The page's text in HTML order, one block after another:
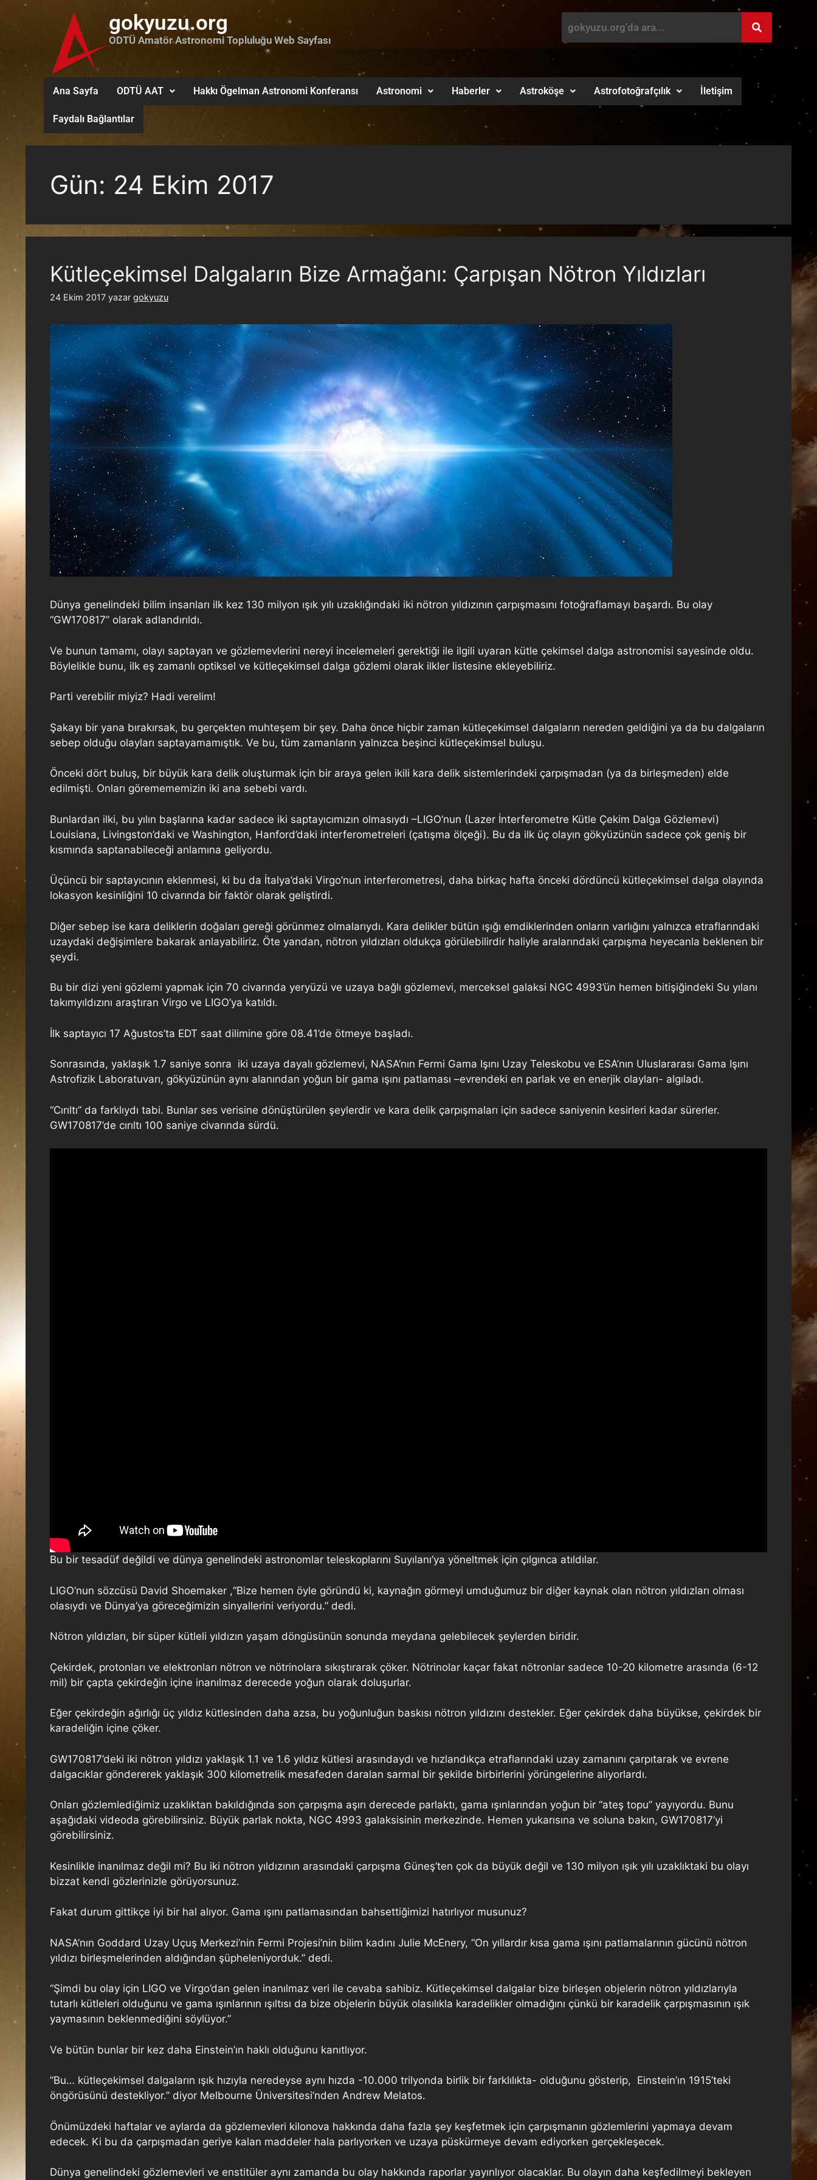
gokyuzu.org
ODTÜ Amatör Astronomi Topluluğu Web Sayfası
Ana Sayfa ODTÜ AAT Hakkı Ögelman Astronomi Konferansı Astronomi Haberler Astroköşe Astrofotoğrafçılık İletişim
Faydalı Bağlantılar
Gün: 24 Ekim 2017
Kütleçekimsel Dalgaların Bize Armağanı: Çarpışan Nötron Yıldızları
24 Ekim 2017 yazar gokyuzu
Dünya genelindeki bilim insanları ilk kez 130 milyon ışık yılı uzaklığındaki iki nötron yıldızının çarpışmasını fotoğraflamayı başardı. Bu olay
“GW170817” olarak adlandırıldı.
Ve bunun tamamı, olayı saptayan ve gözlemevlerini nereyi incelemeleri gerektiği ile ilgili uyaran kütle çekimsel dalga astronomisi sayesinde oldu.
Böylelikle bunu, ilk eş zamanlı optiksel ve kütleçekimsel dalga gözlemi olarak ilkler listesine ekleyebiliriz.
Parti verebilir miyiz? Hadi verelim!
Şakayı bir yana bırakırsak, bu gerçekten muhteşem bir şey. Daha önce hiçbir zaman kütleçekimsel dalgaların nereden geldiğini ya da bu dalgaların
sebep olduğu olayları saptayamamıştık. Ve bu, tüm zamanların yalnızca beşinci kütleçekimsel buluşu.
Önceki dört buluş, bir büyük kara delik oluşturmak için bir araya gelen ikili kara delik sistemlerindeki çarpışmadan (ya da birleşmeden) elde
edilmişti. Onları göremememizin iki ana sebebi vardı.
Bunlardan ilki, bu yılın başlarına kadar sadece iki saptayıcımızın olmasıydı –LIGO’nun (Lazer İnterferometre Kütle Çekim Dalga Gözlemevi)
Louisiana, Livingston’daki ve Washington, Hanford’daki interferometreleri (çatışma ölçeği). Bu da ilk üç olayın gökyüzünün sadece çok geniş bir
kısmında saptanabileceği anlamına geliyordu.
Üçüncü bir saptayıcının eklenmesi, ki bu da İtalya’daki Virgo’nun interferometresi, daha birkaç hafta önceki dördüncü kütleçekimsel dalga olayında
lokasyon kesinliğini 10 civarında bir faktör olarak geliştirdi.
Diğer sebep ise kara deliklerin doğaları gereği görünmez olmalarıydı. Kara delikler bütün ışığı emdiklerinden onların varlığını yalnızca etraflarındaki
uzaydaki değişimlere bakarak anlayabiliriz. Öte yandan, nötron yıldızları oldukça görülebilirdir haliyle aralarındaki çarpışma heyecanla beklenen bir
şeydi.
Bu bir dizi yeni gözlemi yapmak için 70 civarında yeryüzü ve uzaya bağlı gözlemevi, merceksel galaksi NGC 4993’ün hemen bitişiğindeki Su yılanı
takımyıldızını araştıran Virgo ve LIGO’ya katıldı.
İlk saptayıcı 17 Ağustos’ta EDT saat dilimine göre 08.41’de ötmeye başladı.
Sonrasında, yaklaşık 1.7 saniye sonra iki uzaya dayalı gözlemevi, NASA’nın Fermi Gama Işını Uzay Teleskobu ve ESA’nın Uluslararası Gama Işını
Astrofizik Laboratuvarı, gökyüzünün aynı alanından yoğun bir gama ışını patlaması –evrendeki en parlak ve en enerjik olayları- algıladı.
“Cırıltı” da farklıydı tabi. Bunlar ses verisine dönüştürülen şeylerdir ve kara delik çarpışmaları için sadece saniyenin kesirleri kadar sürerler.
GW170817’de cırıltı 100 saniye civarında sürdü.
Bu bir tesadüf değildi ve dünya genelindeki astronomlar teleskoplarını Suyılanı’ya yöneltmek için çılgınca atıldılar.
LIGO’nun sözcüsü David Shoemaker ,“Bize hemen öyle göründü ki, kaynağın görmeyi umduğumuz bir diğer kaynak olan nötron yıldızları olması
olasıydı ve Dünya’ya göreceğimizin sinyallerini veriyordu.” dedi.
Nötron yıldızları, bir süper kütleli yıldızın yaşam döngüsünün sonunda meydana gelebilecek şeylerden biridir.
Çekirdek, protonları ve elektronları nötron ve nötrinolara sıkıştırarak çöker. Nötrinolar kaçar fakat nötronlar sadece 10-20 kilometre arasında (6-12
mil) bir çapta çekirdeğin içine inanılmaz derecede yoğun olarak doluşurlar.
Eğer çekirdeğin ağırlığı üç yıldız kütlesinden daha azsa, bu yoğunluğun baskısı nötron yıldızını destekler. Eğer çekirdek daha büyükse, çekirdek bir
karadeliğin içine çöker.
GW170817’deki iki nötron yıldızı yaklaşık 1.1 ve 1.6 yıldız kütlesi arasındaydı ve hızlandıkça etraflarındaki uzay zamanını çarpıtarak ve evrene
dalgacıklar göndererek yaklaşık 300 kilometrelik mesafeden daralan sarmal bir şekilde birbirlerini yörüngelerine alıyorlardı.
Onları gözlemlediğimiz uzaklıktan bakıldığında son çarpışma aşırı derecede parlaktı, gama ışınlarından yoğun bir “ateş topu” yayıyordu. Bunu
aşağıdaki videoda görebilirsiniz. Büyük parlak nokta, NGC 4993 galaksisinin merkezinde. Hemen yukarısına ve soluna bakın, GW170817’yi
görebilirsiniz.
Kesinlikle inanılmaz değil mi? Bu iki nötron yıldızının arasındaki çarpışma Güneş’ten çok da büyük değil ve 130 milyon ışık yılı uzaklıktaki bu olayı
bizzat kendi gözlerinizle görüyorsunuz.
Fakat durum gittikçe iyi bir hal alıyor. Gama ışını patlamasından bahsettiğimizi hatırlıyor musunuz?
NASA’nın Goddard Uzay Uçuş Merkezi’nin Fermi Projesi’nin bilim kadını Julie McEnery, “On yıllardır kısa gama ışını patlamalarının gücünü nötron
yıldızı birleşmelerinden aldığından şüpheleniyorduk.” dedi.
“Şimdi bu olay için LIGO ve Virgo’dan gelen inanılmaz veri ile cevaba sahibiz. Kütleçekimsel dalgalar bize birleşen objelerin nötron yıldızlarıyla
tutarlı kütleleri olduğunu ve gama ışınlarının ışıltısı da bize objelerin büyük olasılıkla karadelikler olmadığını çünkü bir karadelik çarpışmasının ışık
yaymasının beklenmediğini söylüyor.”
Ve bütün bunlar bir kez daha Einstein’ın haklı olduğunu kanıtlıyor.
”Bu… kütleçekimsel dalgaların ışık hızıyla neredeyse aynı hızda -10.000 trilyonda birlik bir farklılıkta- olduğunu gösterip, Einstein’ın 1915’teki
öngörüsünü destekliyor.” diyor Melbourne Üniversitesi’nden Andrew Melatos.
Önümüzdeki haftalar ve aylarda da gözlemevleri kilonova hakkında daha fazla şey keşfetmek için çarpışmanın gözlemlerini yapmaya devam
edecek. Ki bu da çarpışmadan geriye kalan maddeler hala parlıyorken ve uzaya püskürmeye devam ediyorken gerçekleşecek.
Dünya genelindeki gözlemevleri ve enstitüler aynı zamanda bu olay hakkında raporlar yayınlıyor olacaklar. Bu olayın daha keşfedilmeyi bekleyen